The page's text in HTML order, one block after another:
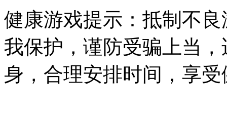
健康游戏提示：抵制不
我保护，谨防受骗上当
身，合理安排时间，享